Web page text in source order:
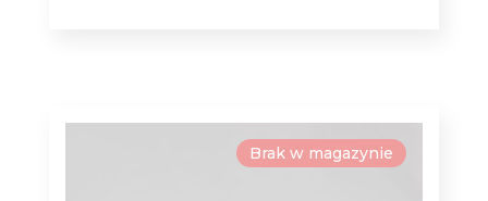
Brak w magazynie